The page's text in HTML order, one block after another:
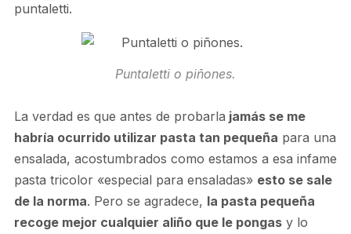
puntaletti.
Puntaletti o piñones.
La verdad es que antes de probarla jamás se me
habría ocurrido utilizar pasta tan pequeña para una
ensalada, acostumbrados como estamos a esa infame
pasta tricolor «especial para ensaladas» esto se sale
de la norma. Pero se agradece, la pasta pequeña
recoge mejor cualquier aliño que le pongasy lo